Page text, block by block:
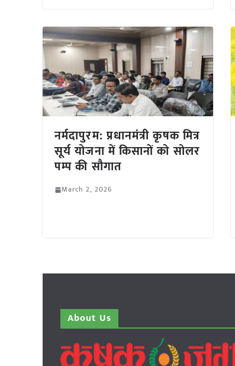
नर्मदापुरम: प्रधानमंत्री कृषक मित्र
सूर्य योजना में किसानों को सोलर
पम्प की सौगात
March 2, 2026
About Us